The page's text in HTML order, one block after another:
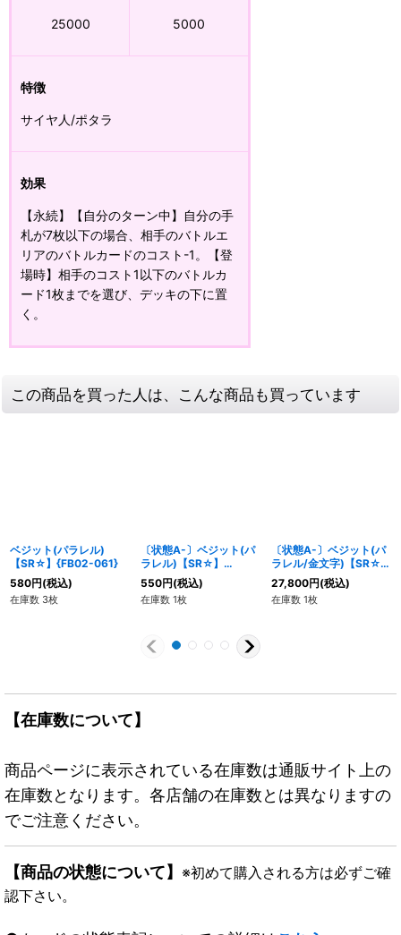
25000 5000
特徴
サイヤ人/ポタラ
効果
【永続】【自分のターン中】自分の手
札が7枚以下の場合、相手のバトルエ
リアのバトルカードのコスト-1。【登
場時】相手のコスト1以下のバトルカ
ード1枚までを選び、デッキの下に置
く。
この商品を買った人は、こんな商品も買っています
ベジット(パラレル)
【SR☆】{FB02-061}
580円(税込)
在庫数 3枚
〔状態A-〕ベジット(パ
ラレル)【SR☆】
{FB02-061}
550円(税込)
在庫数 1枚
〔状態A-〕ベジット(パ
ラレル/金文字)【SR☆】
{FB02-061}
27,800円(税込)
在庫数 1枚
【在庫数について】
商品ページに表示されている在庫数は通販サイト上の
在庫数となります。各店舗の在庫数とは異なりますの
でご注意ください。
【商品の状態について】 ※初めて購入される方は必ずご確
認下さい。